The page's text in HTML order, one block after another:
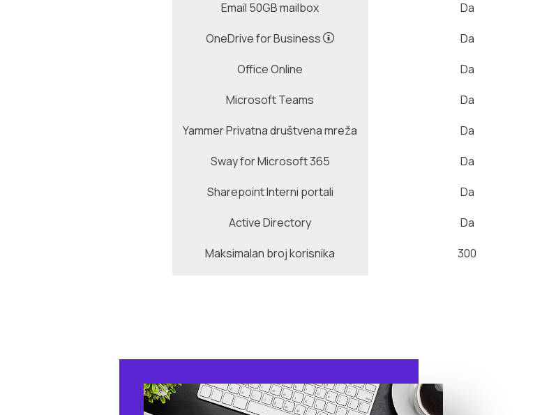
Email 50GB mailbox
OneDrive for Business
Office Online
Microsoft Teams
Yammer Privatna društvena mreža
Sway for Microsoft 365
Sharepoint Interni portali
Active Directory
Maksimalan broj korisnika
Da
Da
Da
Da
Da
Da
Da
Da
300